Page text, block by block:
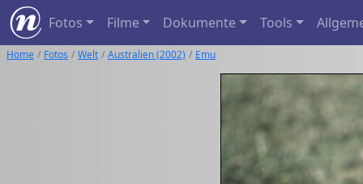
Fotos Filme Dokumente Tools
Home Fotos Welt Australien (2002) Emu